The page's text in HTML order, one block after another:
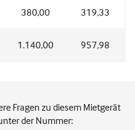
380,00 319,33
1.140,00 957,98
Fragen zu diesem Mietgerät
der Nummer: